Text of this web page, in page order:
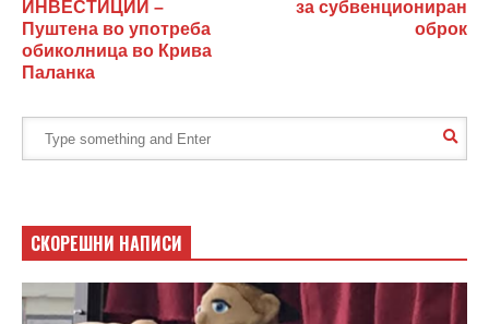
ИНВЕСТИЦИИ –
Пуштена во употреба
обиколница во Крива
Паланка
за субвенциониран
оброк
СКОРЕШНИ НАПИСИ